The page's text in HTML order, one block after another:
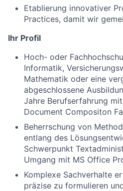
Etablierung innovativer
Practices, damit wir
Ihr Profil
Hoch- oder
Informatik,
Mathematik oder eine
abgeschlossene
Jahre Berufserfahrung
Document Compositon
Beherrschung von
entlang des
Schwerpunkt
Umgang mit MS Office
Komplexe Sachverhalte
präzise zu formulieren